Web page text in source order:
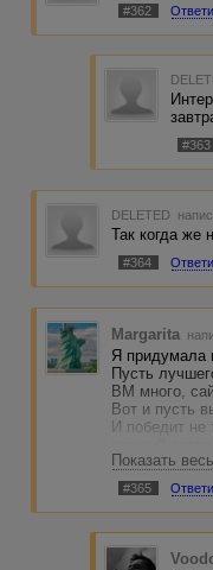
#362
#363
DELETED
Так когда же
#364
Margarita
Я придумала
Пусть
ВМ много,
Вот и пусть
И победит не
---
Хотя потом
место и
---
Конкурс
Вдруг на
Показать
#365